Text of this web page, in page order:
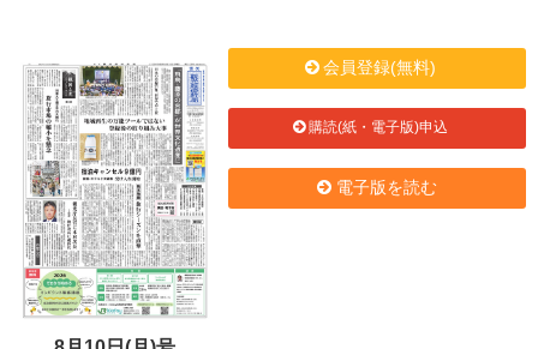
会員登録(無料)
購読(紙・電子版)申込
電子版を読む